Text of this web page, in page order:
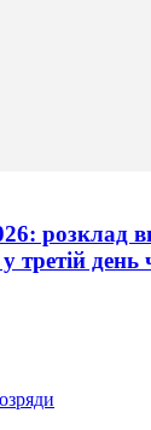
розклад
третій день